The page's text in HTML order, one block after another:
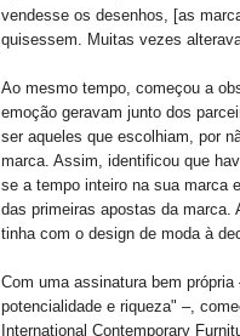
vendesse os desenhos, [as
quisessem. Muitas vezes
Ao mesmo tempo, começou a
emoção geravam junto dos
ser aqueles que escolhiam, por
marca. Assim, identificou que
se a tempo inteiro na sua marca
das primeiras apostas da marca.
tinha com o design de moda à
Com uma assinatura bem
potencialidade e riqueza" –,
International Contemporary